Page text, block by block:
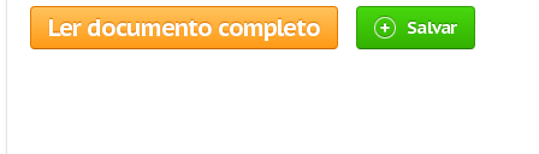
Ler documento completo Salvar